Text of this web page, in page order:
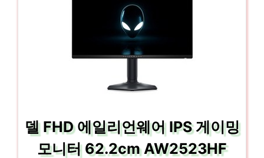
델 FHD 에일리언웨어 IPS 게이밍
모니터 62.2cm AW2523HF